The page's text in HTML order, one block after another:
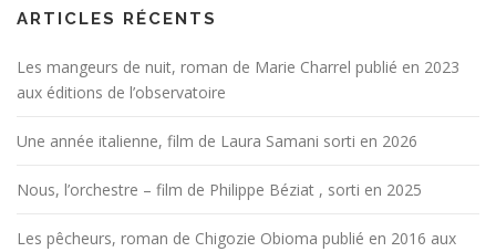
ARTICLES RÉCENTS
Les mangeurs de nuit, roman de Marie Charrel publié en 2023
aux éditions de l’observatoire
Une année italienne, film de Laura Samani sorti en 2026
Nous, l’orchestre – film de Philippe Béziat , sorti en 2025
Les pêcheurs, roman de Chigozie Obioma publié en 2016 aux